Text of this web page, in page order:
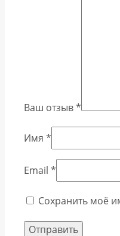
Ваш отзыв*
Имя *
Email *
Сохранить моё